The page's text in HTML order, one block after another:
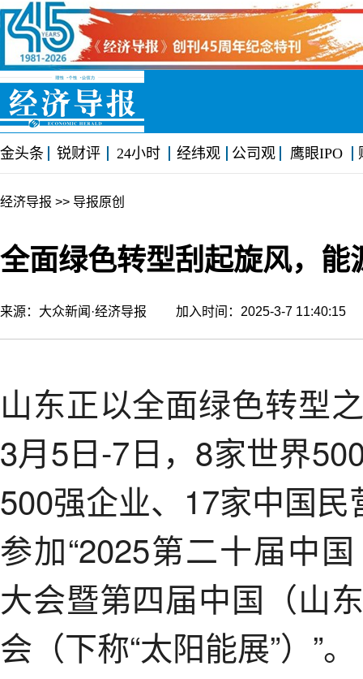
金头条 锐财评 24小时 经纬观 公司观 鹰眼IPO
经济导报 >> 导报原创
全面绿色转型刮起旋风，能
来源：大众新闻·经济导报 加入时间：2025-3-7
山东正以全面绿色转型
3月5日-7日，8家世界
500强企业、17家中国
参加“2025第二十届中
大会暨第四届中国（山
会（下称“太阳能展”）”。